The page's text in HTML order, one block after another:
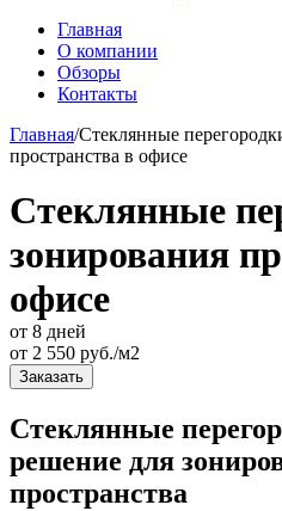
Главная
О компании
Обзоры
Контакты
Главная/Стеклянные
пространства в офисе
Стеклянные
зонирования
офисе
от 8 дней
от 2 550 руб./м2
Заказать
Стеклянные
решение для
пространства